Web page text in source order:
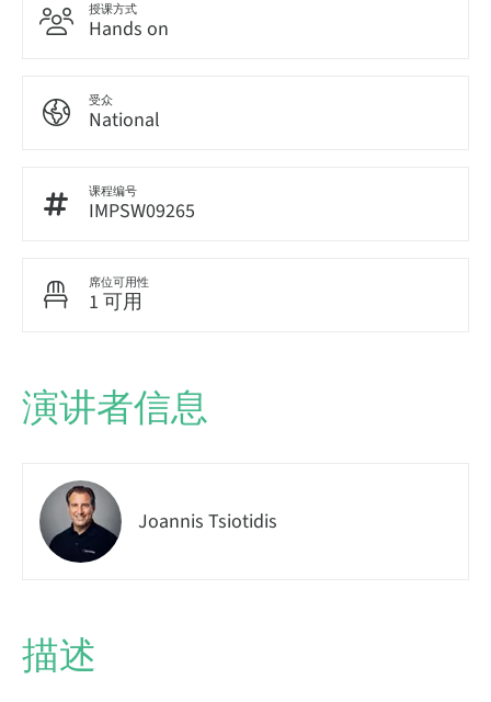
授课方式
Hands on
受众
National
课程编号
IMPSW09265
席位可用性
1 可用
演讲者信息
Joannis Tsiotidis
描述